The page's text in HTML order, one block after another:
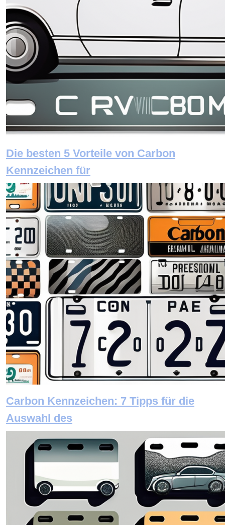
Die besten 5 Vorteile von Carbon
Kennzeichen für
Carbon Kennzeichen: 7 Tipps für die
Auswahl des